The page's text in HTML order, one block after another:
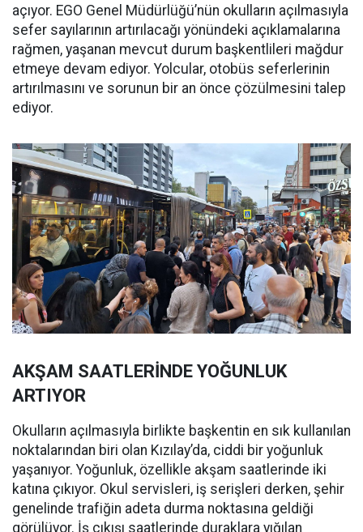
açıyor. EGO Genel Müdürlüğü’nün okulların açılmasıyla
sefer sayılarının artırılacağı yönündeki açıklamalarına
rağmen, yaşanan mevcut durum başkentlileri mağdur
etmeye devam ediyor. Yolcular, otobüs seferlerinin
artırılmasını ve sorunun bir an önce çözülmesini talep
ediyor.
AKŞAM SAATLERİNDE YOĞUNLUK
ARTIYOR
Okulların açılmasıyla birlikte başkentin en sık kullanılan
noktalarından biri olan Kızılay’da, ciddi bir yoğunluk
yaşanıyor. Yoğunluk, özellikle akşam saatlerinde iki
katına çıkıyor. Okul servisleri, iş serişleri derken, şehir
genelinde trafiğin adeta durma noktasına geldiği
görülüyor. İş çıkışı saatlerinde duraklara yığılan